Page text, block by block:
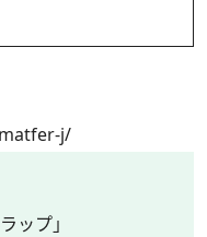
j/
ップ」